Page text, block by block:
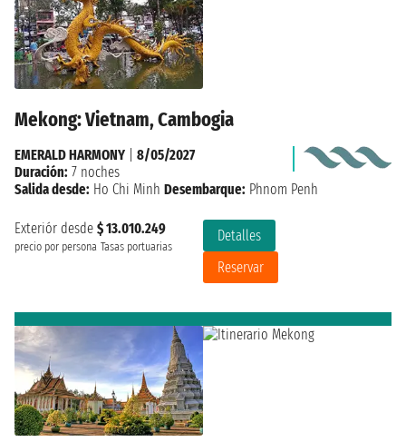
Mekong: Vietnam, Cambogia
Exteriór desde $ 13.010.249
precio por persona Tasas portuarias
Detalles
Reservar
EMERALD HARMONY
8/05/2027
Duración: 7 noches
Salida desde: Ho Chi Minh Desembarque: Phnom Penh